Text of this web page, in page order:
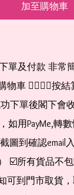
加至購物車
及付款 非常簡
車 👉🏻👉🏻按結
下單後閣下會
如用PayMe,轉
圖到確認email
☑️所有貨品不
可到門市取貨